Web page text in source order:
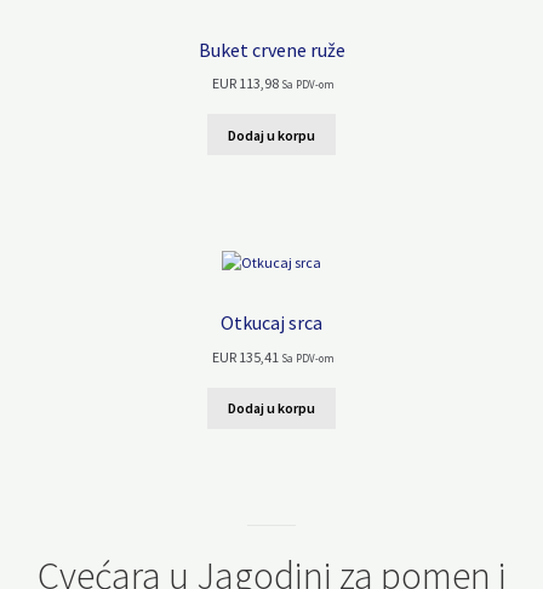
Buket crvene ruže
EUR 113,98 Sa PDV-om
Dodaj u korpu
Otkucaj srca
EUR 135,41 Sa PDV-om
Dodaj u korpu
Cvećara u Jagodini za pomen i